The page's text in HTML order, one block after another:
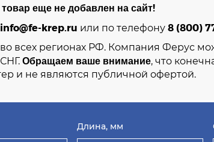
еще не добавлен на сайт!
info@fe-krep.ru или по телефону 8 (800)
всех регионах РФ. Компания Ферус
Обращаем ваше внимание, что
и не являются публичной офертой.
Длина, мм